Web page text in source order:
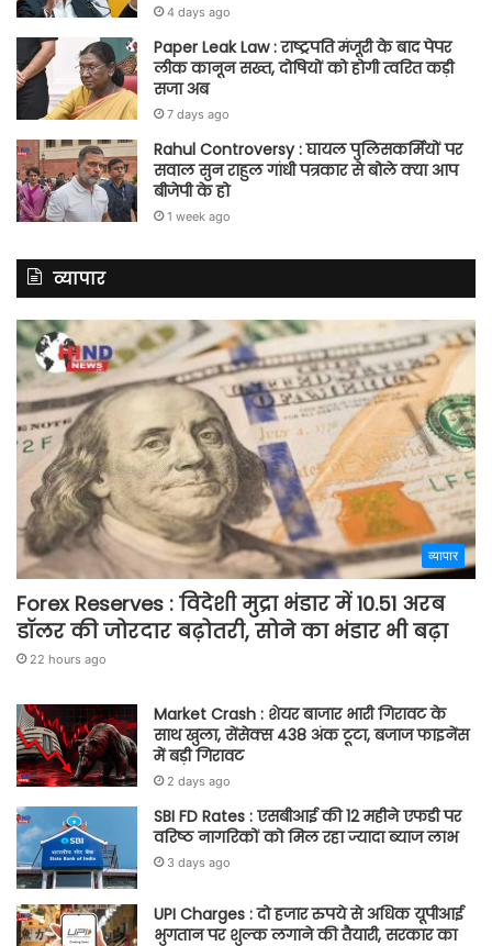
4 days ago
Paper Leak Law : राष्ट्रपति मंजूरी के बाद पेपर
लीक कानून सख्त, दोषियों को होगी त्वरित कड़ी
सजा अब
7 days ago
Rahul Controversy : घायल पुलिसकर्मियों पर
सवाल सुन राहुल गांधी पत्रकार से बोले क्या आप
बीजेपी के हो
1 week ago
व्यापार
व्यापार
Forex Reserves : विदेशी मुद्रा भंडार में 10.51 अरब
डॉलर की जोरदार बढ़ोतरी, सोने का भंडार भी बढ़ा
22 hours ago
Market Crash : शेयर बाजार भारी गिरावट के
साथ खुला, सेंसेक्स 438 अंक टूटा, बजाज फाइनेंस
में बड़ी गिरावट
2 days ago
SBI FD Rates : एसबीआई की 12 महीने एफडी पर
वरिष्ठ नागरिकों को मिल रहा ज्यादा ब्याज लाभ
3 days ago
UPI Charges : दो हजार रुपये से अधिक यूपीआई
भुगतान पर शुल्क लगाने की तैयारी, सरकार का